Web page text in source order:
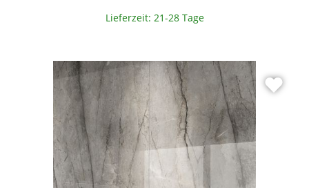
Lieferzeit: 21-28 Tage